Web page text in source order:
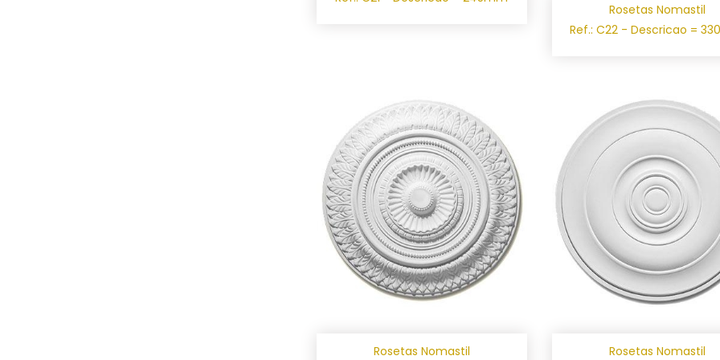
Rosetas Nomastil
Ref.: C22 - Descricao =
Rosetas Nomastil Rosetas Nomastil